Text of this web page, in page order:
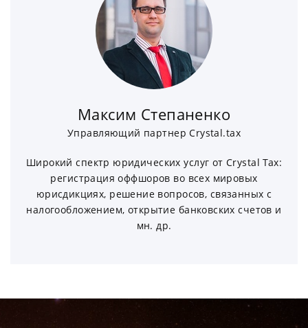
Максим Степаненко
Управляющий партнер Crystal.tax
Широкий спектр юридических услуг от Crystal Tax:
регистрация оффшоров во всех мировых
юрисдикциях, решение вопросов, связанных с
налогообложением, открытие банковских счетов и
мн. др.